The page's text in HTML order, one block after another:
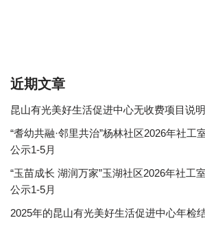
近期文章
昆山有光美好生活促进中心无收费项目说明
“耆幼共融·邻里共治”杨林社区2026年社工
公示1-5月
“玉苗成长 湖润万家”玉湖社区2026年社工
公示1-5月
2025年的昆山有光美好生活促进中心年检